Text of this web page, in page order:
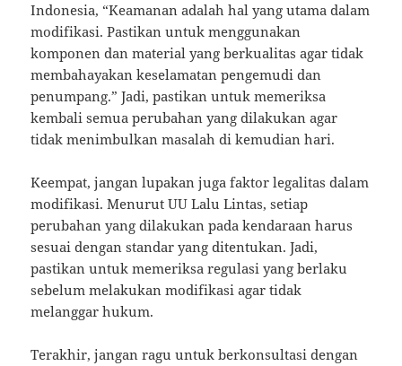
Indonesia, “Keamanan adalah hal yang utama dalam
modifikasi. Pastikan untuk menggunakan
komponen dan material yang berkualitas agar tidak
membahayakan keselamatan pengemudi dan
penumpang.” Jadi, pastikan untuk memeriksa
kembali semua perubahan yang dilakukan agar
tidak menimbulkan masalah di kemudian hari.
Keempat, jangan lupakan juga faktor legalitas dalam
modifikasi. Menurut UU Lalu Lintas, setiap
perubahan yang dilakukan pada kendaraan harus
sesuai dengan standar yang ditentukan. Jadi,
pastikan untuk memeriksa regulasi yang berlaku
sebelum melakukan modifikasi agar tidak
melanggar hukum.
Terakhir, jangan ragu untuk berkonsultasi dengan